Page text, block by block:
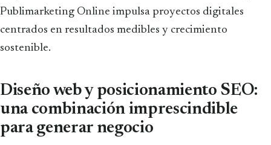
Publimarketing Online impulsa proyectos digitales
centrados en resultados medibles y crecimiento
sostenible.
Diseño web y posicionamiento SEO:
una combinación imprescindible
para generar negocio